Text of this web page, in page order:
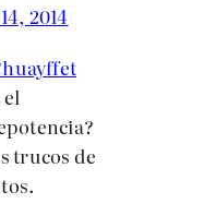
2014
trucos de